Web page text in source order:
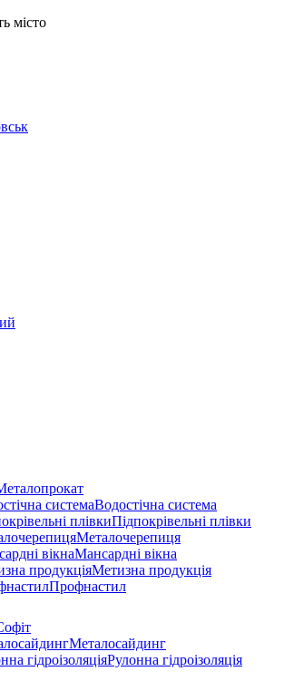
місто
Водостічна система
Підпокрівельні плівки
Металочерепиця
Мансардні вікна
Метизна продукція
Профнастил
Металосайдинг
Рулонна гідроізоляція